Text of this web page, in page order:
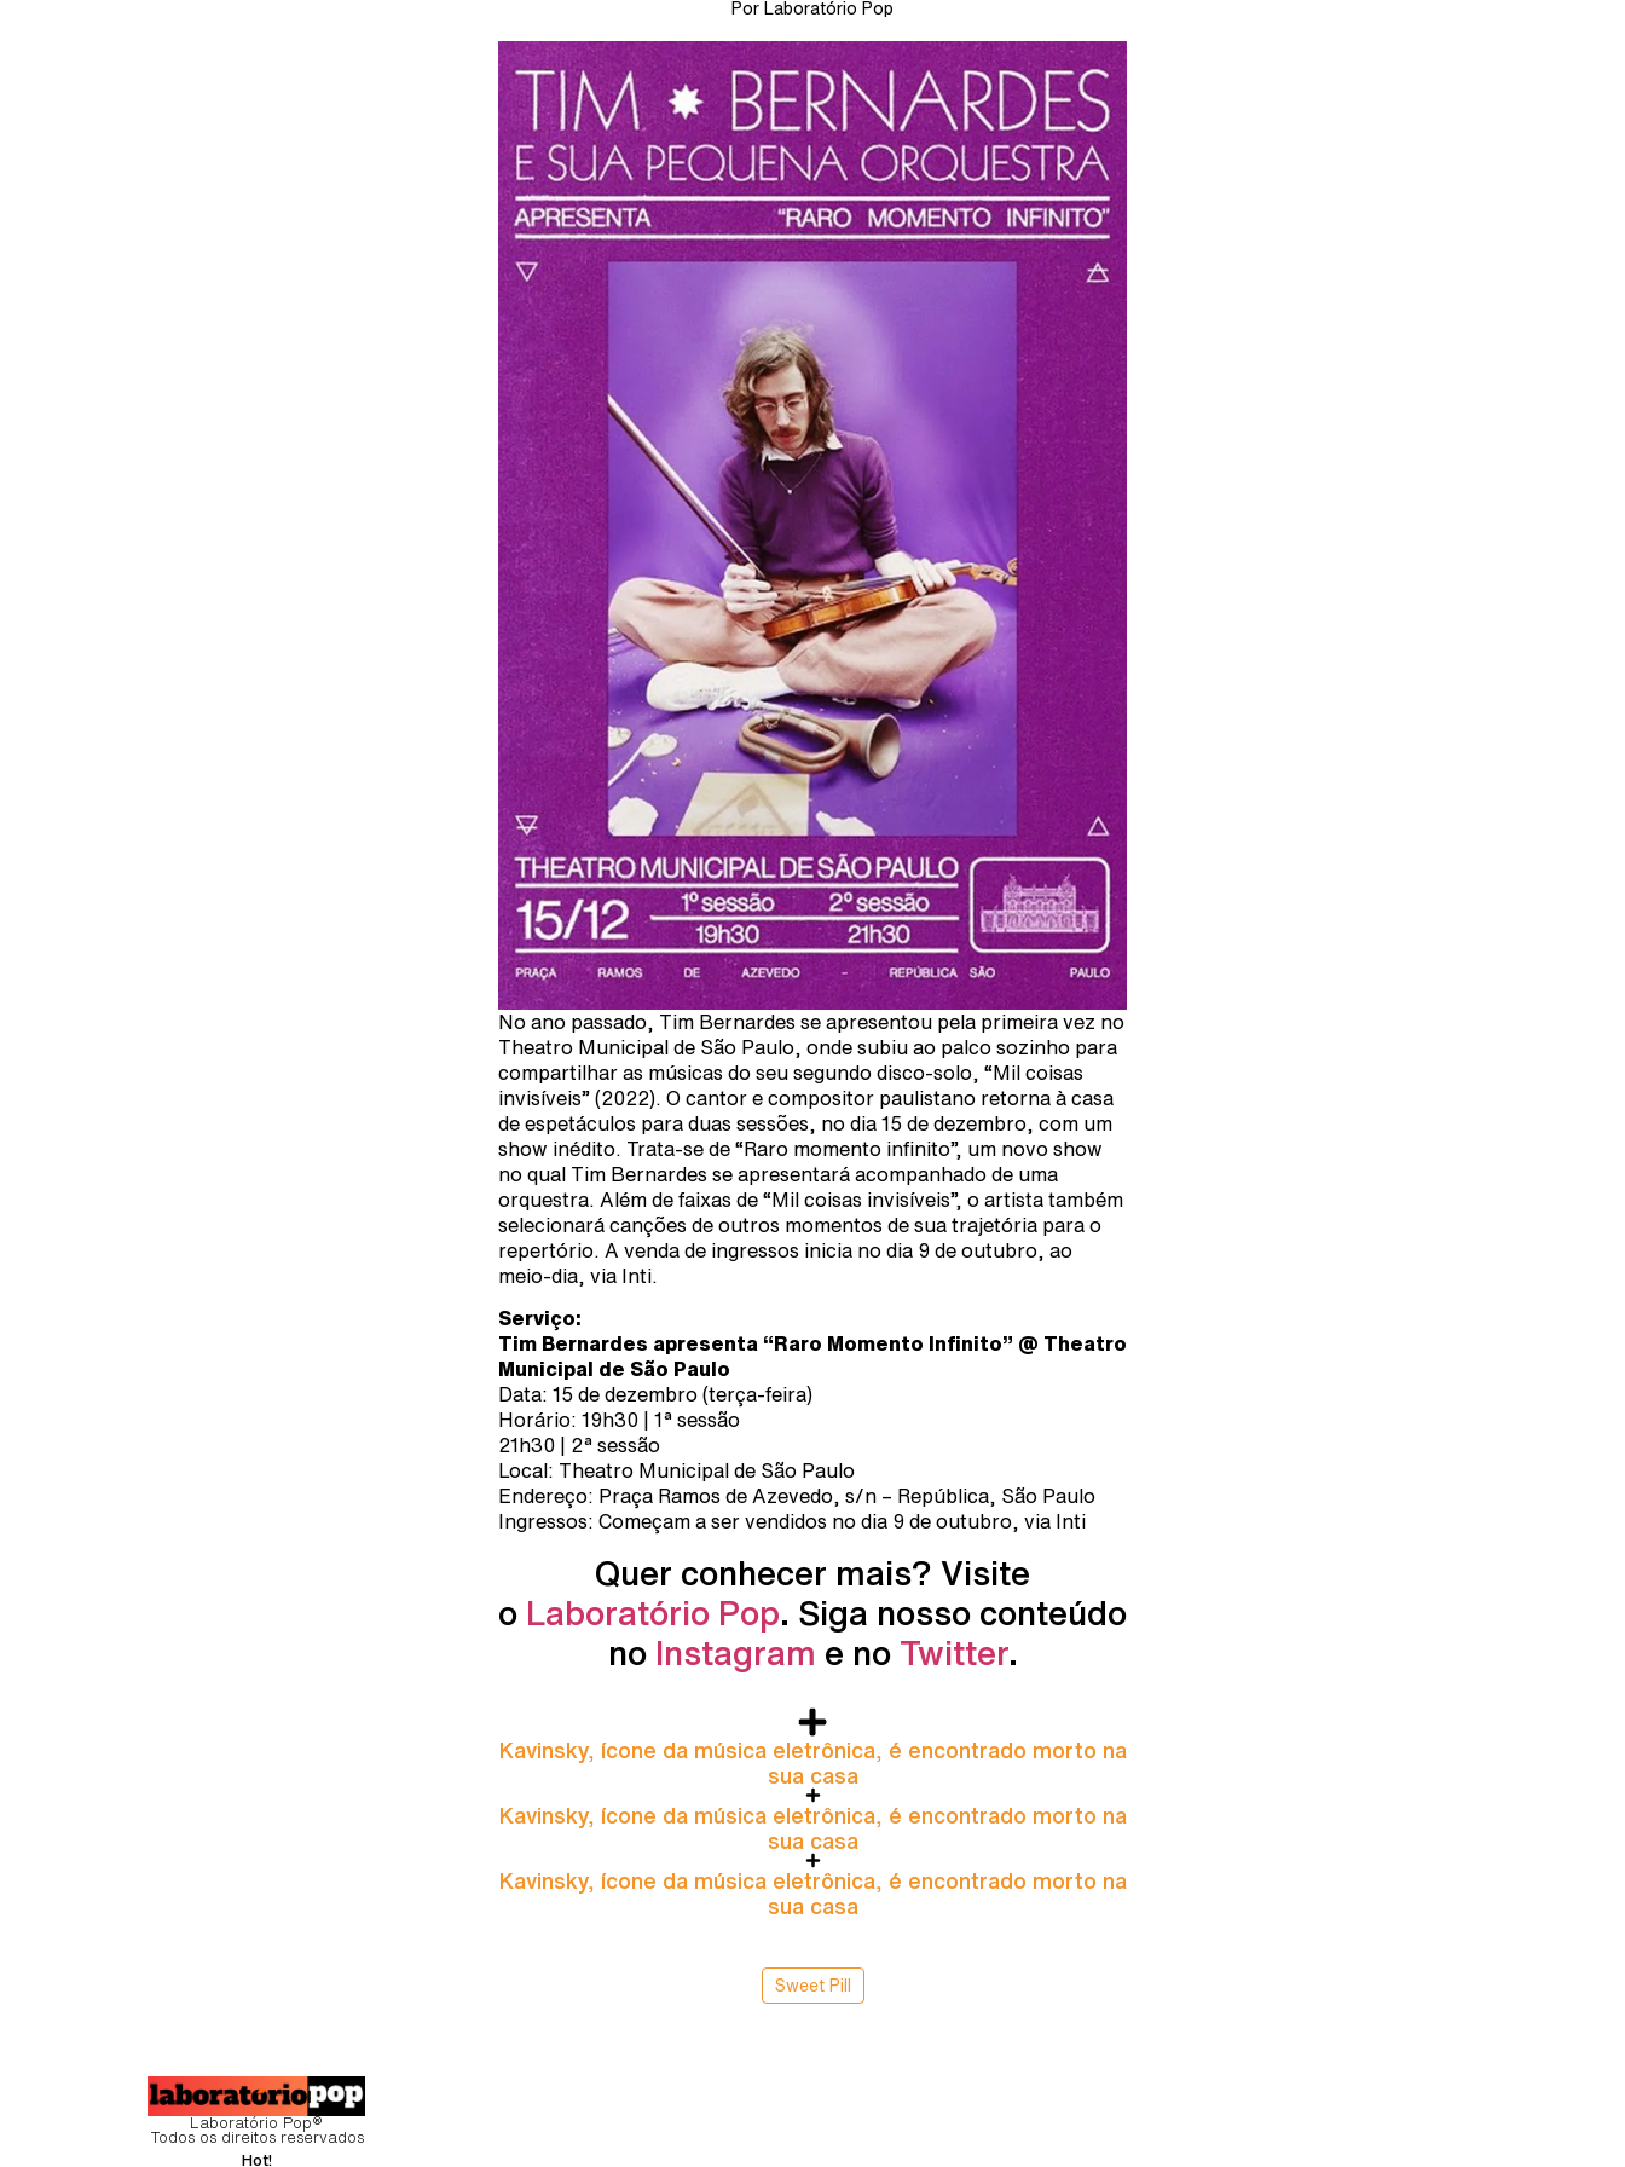
Por Laboratório Pop
No ano passado, Tim Bernardes se apresentou pela primeira vez no
Theatro Municipal de São Paulo, onde subiu ao palco sozinho para
compartilhar as músicas do seu segundo disco-solo, “Mil coisas
invisíveis” (2022). O cantor e compositor paulistano retorna à casa
de espetáculos para duas sessões, no dia 15 de dezembro, com um
show inédito. Trata-se de “Raro momento infinito”, um novo show
no qual Tim Bernardes se apresentará acompanhado de uma
orquestra. Além de faixas de “Mil coisas invisíveis”, o artista também
selecionará canções de outros momentos de sua trajetória para o
repertório. A venda de ingressos inicia no dia 9 de outubro, ao
meio-dia, via Inti.
Serviço:
Tim Bernardes apresenta “Raro Momento Infinito” @ Theatro
Municipal de São Paulo
Data: 15 de dezembro (terça-feira)
Horário: 19h30 | 1ª sessão
21h30 | 2ª sessão
Local: Theatro Municipal de São Paulo
Endereço: Praça Ramos de Azevedo, s/n – República, São Paulo
Ingressos: Começam a ser vendidos no dia 9 de outubro, via Inti
Quer conhecer mais? Visite
o Laboratório Pop. Siga nosso conteúdo
no Instagram e no Twitter.
Kavinsky, ícone da música eletrônica, é encontrado morto na
sua casa
Kavinsky, ícone da música eletrônica, é encontrado morto na
sua casa
Kavinsky, ícone da música eletrônica, é encontrado morto na
sua casa
Sweet Pill
Laboratório Pop®
Todos os direitos reservados
Hot!